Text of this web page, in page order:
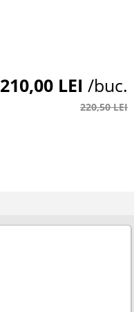
210,00 LEI /buc.
220,50 LEI